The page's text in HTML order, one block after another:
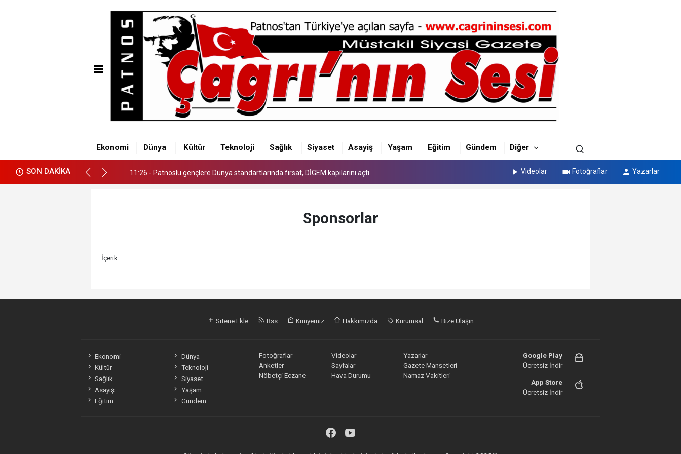
Ekonomi Dünya Kültür Teknoloji Sağlık Siyaset Asayiş Yaşam Eğitim Gündem Diğer
SON DAKİKA
11:26 - Patnoslu gençlere Dünya standartlarında fırsat, DİGEM kapılarını açtı
11:26 - Patnoslu gençlere Dünya standartlarında fırsat, DİGEM kapılarını açtı Videolar Fotoğraflar Yazarlar
Sponsorlar
İçerik
Sitene Ekle Rss Künyemiz Hakkımızda Kurumsal Bize Ulaşın
Ekonomi
Dünya
Kültür
Teknoloji
Sağlık
Siyaset
Asayiş
Yaşam
Eğitim
Gündem
Fotoğraflar Videolar
Yazarlar
Anketler
Sayfalar
Gazete Manşetleri
Nöbetçi Eczane
Hava Durumu Namaz Vakitleri
Google Play
Ücretsiz İndir
App Store
Ücretsiz İndir